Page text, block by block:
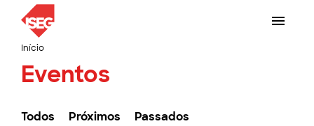
Início
Eventos
Todos Próximos Passados